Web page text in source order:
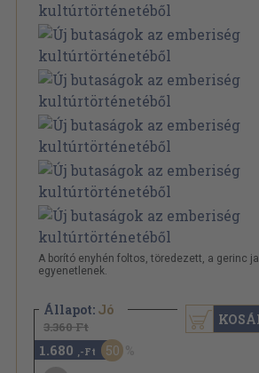
A borító enyhén foltos, töredezett, a gerinc
egyenetlenek.
Állapot: Jó
3.360 Ft
1.680 ,-Ft 50